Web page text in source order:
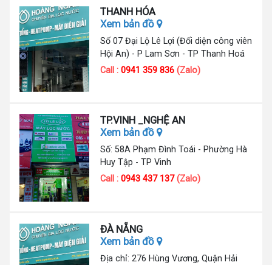
THANH HÓA
Xem bản đồ
Số 07 Đại Lộ Lê Lợi (Đối diện công viên
Hội An) - P Lam Sơn - TP Thanh Hoá
Call :0941 359 836 (Zalo)
TP.VINH _NGHỆ AN
Xem bản đồ
Số: 58A Phạm Đình Toái - Phường Hà
Huy Tập - TP Vinh
Call :0943 437 137(Zalo)
ĐÀ NẴNG
Xem bản đồ
Địa chỉ: 276 Hùng Vương, Quận Hải